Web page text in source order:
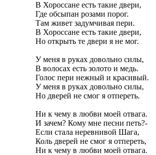
В Хороссане есть такие двери,
Где обсыпан розами порог.
Там живет задумчивая пери.
В Хороссане есть такие двери,
Но открыть те двери я не мог.
У меня в руках довольно силы,
В волосах есть золото и медь.
Голос пери нежный и красивый.
У меня в руках довольно силы,
Но дверей не смог я отпереть.
Ни к чему в любви моей отвага.
И зачем? Кому мне песни петь?-
Если стала неревнивой Шага,
Коль дверей не смог я отпереть,
Ни к чему в любви моей отвага.